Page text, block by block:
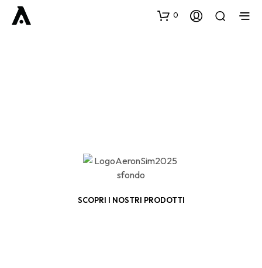
0
SCOPRI I NOSTRI PRODOTTI